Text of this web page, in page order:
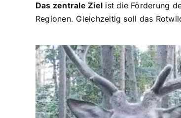
Das zentrale Ziel ist die Förderung
Regionen. Gleichzeitig soll das